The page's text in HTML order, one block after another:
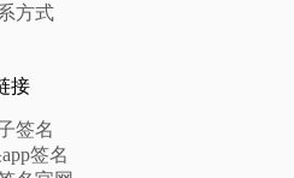
方式
接
签名
签名